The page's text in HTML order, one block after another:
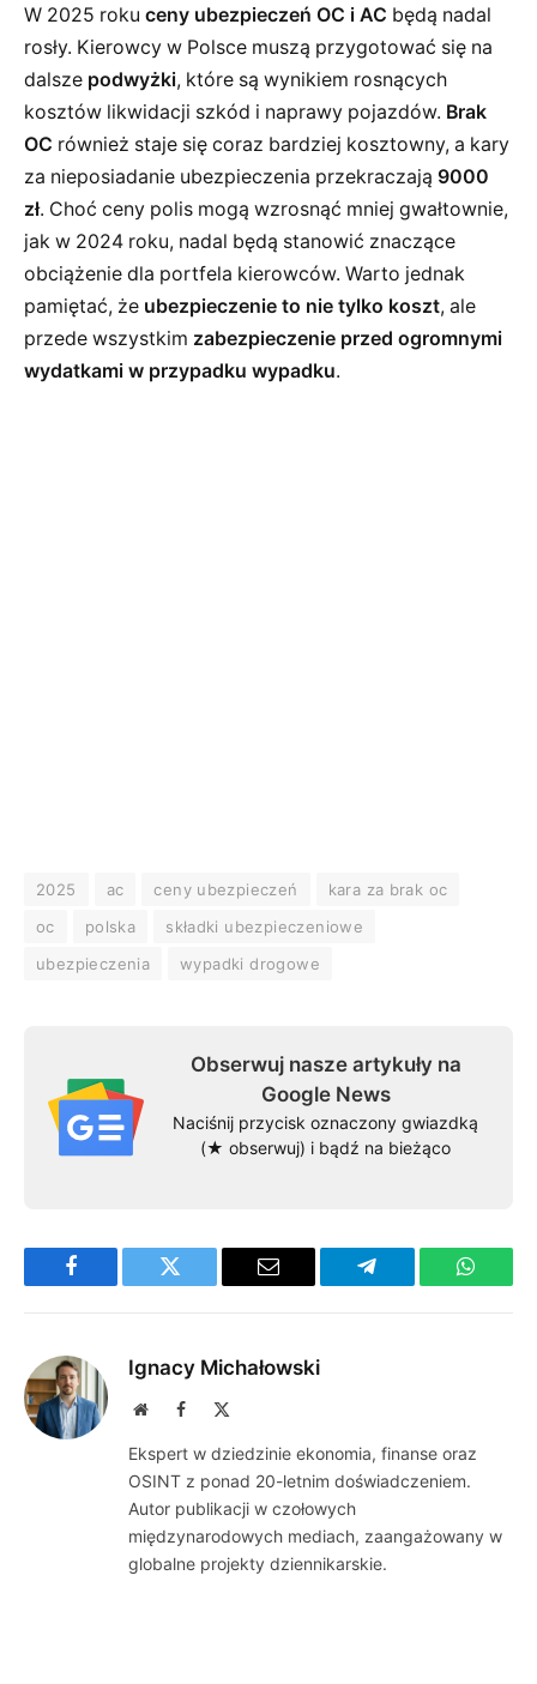
W 2025 roku ceny ubezpieczeń OC i AC będą nadal
rosły. Kierowcy w Polsce muszą przygotować się na
dalsze podwyżki, które są wynikiem rosnących
kosztów likwidacji szkód i naprawy pojazdów. Brak
OC również staje się coraz bardziej kosztowny, a kary
za nieposiadanie ubezpieczenia przekraczają 9000
zł. Choć ceny polis mogą wzrosnąć mniej gwałtownie,
jak w 2024 roku, nadal będą stanowić znaczące
obciążenie dla portfela kierowców. Warto jednak
pamiętać, że ubezpieczenie to nie tylko koszt, ale
przede wszystkim zabezpieczenie przed ogromnymi
wydatkami w przypadku wypadku.
2025 ac ceny ubezpieczeń
kara za brak oc
oc
polska
składki ubezpieczeniowe
ubezpieczenia
wypadki drogowe
Obserwuj nasze artykuły na
Google News
Naciśnij przycisk oznaczony gwiazdką
(★ obserwuj) i bądź na bieżąco
Facebook Twitter Email Telegram
Ignacy Michałowski
WebsiteFacebook
Ekspert w dziedzinie ekonomia, finanse oraz
OSINT z ponad 20-letnim doświadczeniem.
Autor publikacji w czołowych
międzynarodowych mediach, zaangażowany w
globalne projekty dziennikarskie.